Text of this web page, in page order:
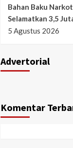
Bahan Baku
Selamatkan 3,5
5 Agustus 2026
Advertorial
Komentar